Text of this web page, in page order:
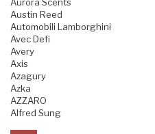
Aurora Scents
Austin Reed
Automobili Lamborghini
Avec Defi
Avery
Axis
Azagury
Azka
AZZARO
Alfred Sung